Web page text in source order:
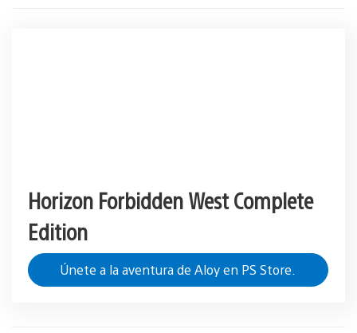
Horizon Forbidden West Complete
Edition
Únete a la aventura de Aloy en PS Store.